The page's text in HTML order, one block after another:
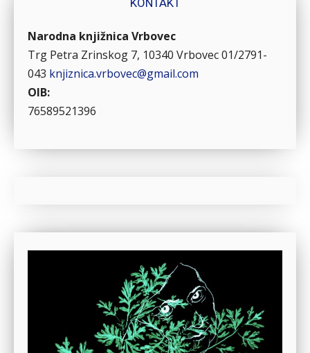
Narodna knjižnica Vrbovec
Trg Petra Zrinskog 7, 10340 Vrbovec01/2791-
043 knjiznica.vrbovec@gmail.com
OIB:
76589521396